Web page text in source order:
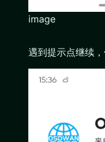
image
遇到提示点继续